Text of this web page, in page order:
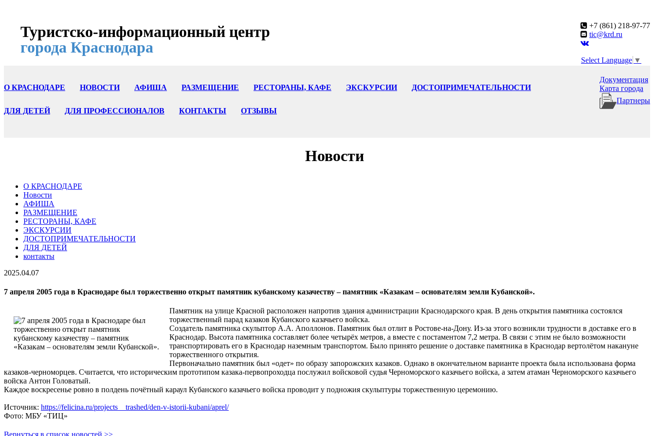
Туристско-информационный центр
города Краснодара
+7 (861) 218-97-77
tic@krd.ru
Select Language ▼
О КРАСНОДАРЕ НОВОСТИ АФИША РАЗМЕЩЕНИЕ РЕСТОРАНЫ, КАФЕ ЭКСКУРСИИ ДОСТОПРИМЕЧАТЕЛЬНОСТИ
ДЛЯ ДЕТЕЙ ДЛЯ ПРОФЕССИОНАЛОВ КОНТАКТЫ ОТЗЫВЫ
Документация
Карта города
Партнеры
Новости
О КРАСНОДАРЕ
Новости
АФИША
РАЗМЕЩЕНИЕ
РЕСТОРАНЫ, КАФЕ
ЭКСКУРСИИ
ДОСТОПРИМЕЧАТЕЛЬНОСТИ
ДЛЯ ДЕТЕЙ
контакты
2025.04.07
7 апреля 2005 года в Краснодаре был торжественно открыт памятник кубанскому казачеству – памятник «Казакам – основателям земли Кубанской».
Памятник на улице Красной расположен напротив здания администрации Краснодарского края. В день открытия памятника состоялся
торжественный парад казаков Кубанского казачьего войска.
Создатель памятника скульптор А.А. Аполлонов. Памятник был отлит в Ростове-на-Дону. Из-за этого возникли трудности в доставке его в
Краснодар. Высота памятника составляет более четырёх метров, а вместе с постаментом 7,2 метра. В связи с этим не было возможности
транспортировать его в Краснодар наземным транспортом. Было принято решение о доставке памятника в Краснодар вертолётом накануне
торжественного открытия.
Первоначально памятник был «одет» по образу запорожских казаков. Однако в окончательном варианте проекта была использована форма
казаков-черноморцев. Считается, что историческим прототипом казака-первопроходца послужил войсковой судья Черноморского казачьего войска, а затем атаман Черноморского казачьего
войска Антон Головатый.
Каждое воскресенье ровно в полдень почётный караул Кубанского казачьего войска проводит у подножия скульптуры торжественную церемонию.
Источник: https://felicina.ru/projects__trashed/den-v-istorii-kubani/aprel/
Фото: МБУ «ТИЦ»